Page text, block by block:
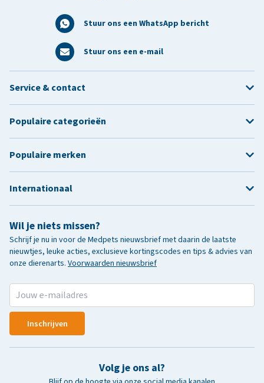
Stuur ons een WhatsApp bericht
Stuur ons een e-mail
Wil je niets missen?
Schrijf je nu in voor de Medpets nieuwsbrief met daarin de laatste
nieuwtjes, leuke acties, exclusieve kortingscodes en tips & advies van
onze dierenarts. Voorwaarden nieuwsbrief
Inschrijven
Volg je ons al?
Service & contact
Populaire categorieën
Populaire merken
Internationaal